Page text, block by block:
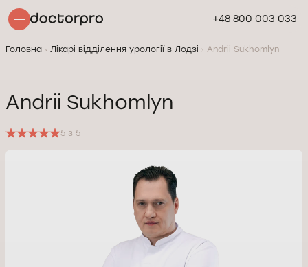
+48 800 003 033
Головна Лікарі відділення урології в Лодзі Andrii Sukhomlyn
Andrii Sukhomlyn
5 з 5